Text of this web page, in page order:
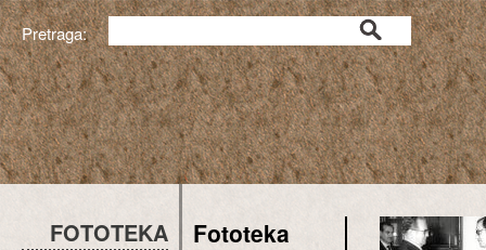
Pretraga:
FOTOTEKA Fototeka